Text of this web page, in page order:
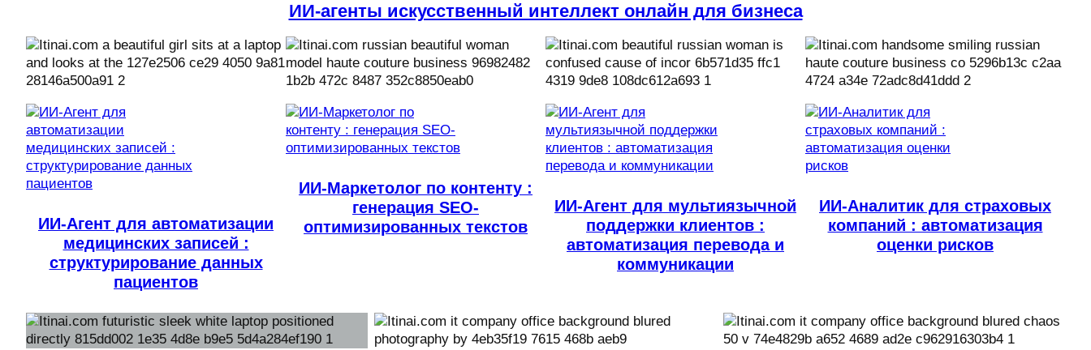
ИИ-агенты искусственный интеллект онлайн для бизнеса
ИИ-Агент для автоматизации
медицинских записей :
структурирование данных
пациентов
ИИ-Маркетолог по контенту :
генерация SEO-
оптимизированных текстов
ИИ-Агент для мультиязычной
поддержки клиентов :
автоматизация перевода и
коммуникации
ИИ-Аналитик для страховых
компаний : автоматизация
оценки рисков